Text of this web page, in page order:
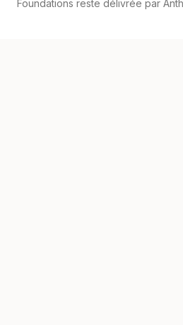
Foundations reste délivrée par